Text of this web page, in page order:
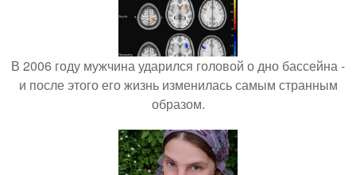
В 2006 году мужчина ударился головой о дно бассейна -
и после этого его жизнь изменилась самым странным
образом.